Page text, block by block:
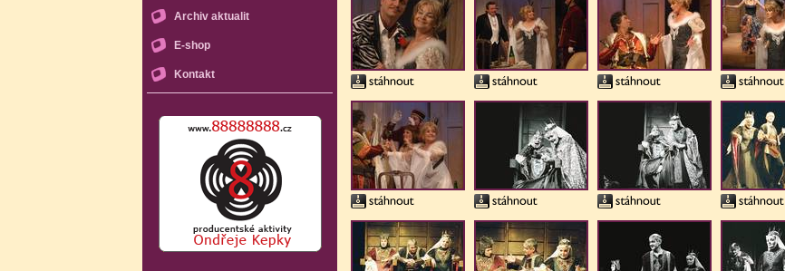
Archiv aktualit
E-shop
Kontakt